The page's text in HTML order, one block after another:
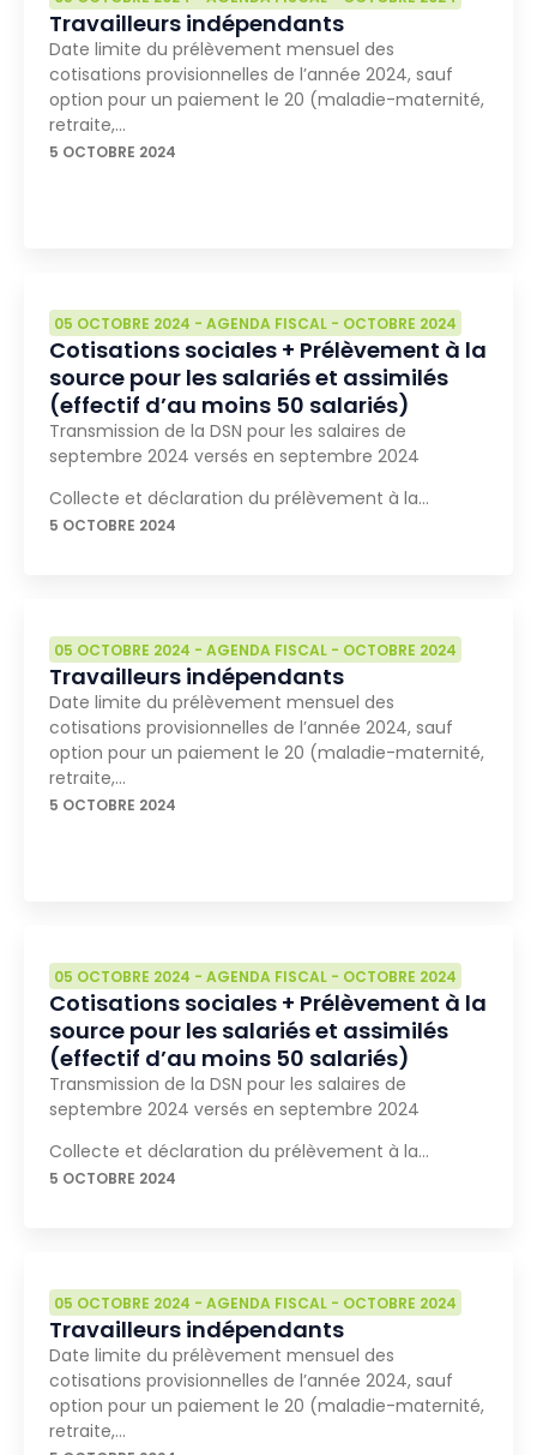
Travailleurs indépendants
Date limite du prélèvement mensuel des
cotisations provisionnelles de l’année 2024, sauf
option pour un paiement le 20 (maladie-maternité,
retraite,…
5 OCTOBRE 2024
05 OCTOBRE 2024 - AGENDA FISCAL - OCTOBRE 2024
Cotisations sociales + Prélèvement à la
source pour les salariés et assimilés
(effectif d’au moins 50 salariés)
Transmission de la DSN pour les salaires de
septembre 2024 versés en septembre 2024
Collecte et déclaration du prélèvement à la…
5 OCTOBRE 2024
05 OCTOBRE 2024 - AGENDA FISCAL - OCTOBRE 2024
Travailleurs indépendants
Date limite du prélèvement mensuel des
cotisations provisionnelles de l’année 2024, sauf
option pour un paiement le 20 (maladie-maternité,
retraite,…
5 OCTOBRE 2024
05 OCTOBRE 2024 - AGENDA FISCAL - OCTOBRE 2024
Cotisations sociales + Prélèvement à la
source pour les salariés et assimilés
(effectif d’au moins 50 salariés)
Transmission de la DSN pour les salaires de
septembre 2024 versés en septembre 2024
Collecte et déclaration du prélèvement à la…
5 OCTOBRE 2024
05 OCTOBRE 2024 - AGENDA FISCAL - OCTOBRE 2024
Travailleurs indépendants
Date limite du prélèvement mensuel des
cotisations provisionnelles de l’année 2024, sauf
option pour un paiement le 20 (maladie-maternité,
retraite,…